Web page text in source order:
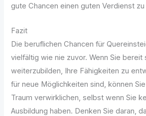
gute Chancen einen guten Verdienst
Fazit
Die beruflichen Chancen für
vielfältig wie nie zuvor. Wenn Sie bereit
weiterzubilden, Ihre Fähigkeiten zu
für neue Möglichkeiten sind, können
Traum verwirklichen, selbst wenn Sie
Ausbildung haben. Denken Sie daran,